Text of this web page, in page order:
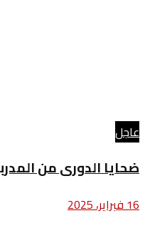
عاجل
ضحايا الدورى من
16 فبراير، 2025